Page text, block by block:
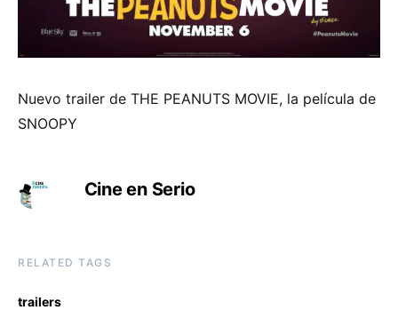
Nuevo trailer de THE PEANUTS MOVIE, la película de
SNOOPY
Cine en Serio
RELATED TAGS
trailers